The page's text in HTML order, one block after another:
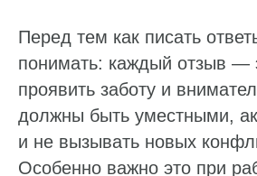
Перед тем как писать
понимать: каждый отзыв —
проявить заботу и
должны быть уместными,
и не вызывать новых
Особенно важно это при